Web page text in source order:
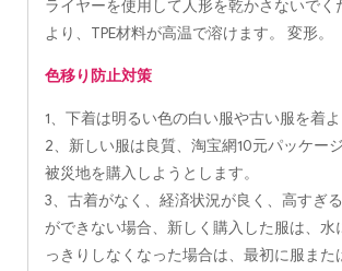
ライヤーを使用して人形を乾かさないでく
より、TPE材料が高温で溶けます。 変形。
色移り防止対策
1、下着は明るい色の白い服や古い服を着よ
2、新しい服は良質、淘宝網10元パッケー
被災地を購入しようとします。
3、古着がなく、経済状況が良く、高すぎ
ができない場合、新しく購入した服は、水
っきりしなくなった場合は、最初に服また